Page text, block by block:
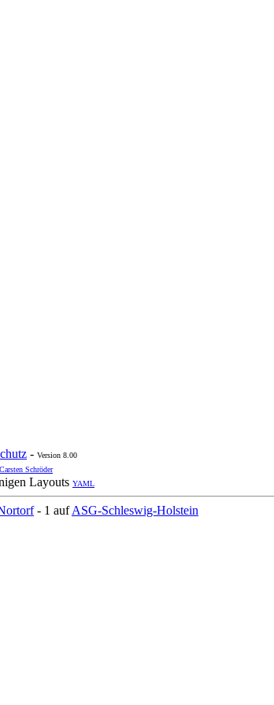
- Version 8.00
Schröder
Layouts YAML
- 1 aufASG-Schleswig-Holstein